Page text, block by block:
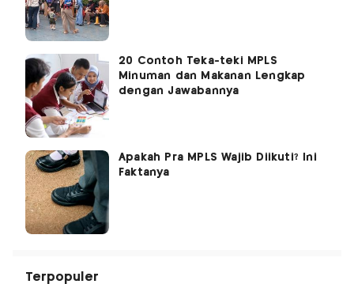
20 Contoh Teka-teki MPLS
Minuman dan Makanan Lengkap
dengan Jawabannya
Apakah Pra MPLS Wajib Diikuti? Ini
Faktanya
Terpopuler